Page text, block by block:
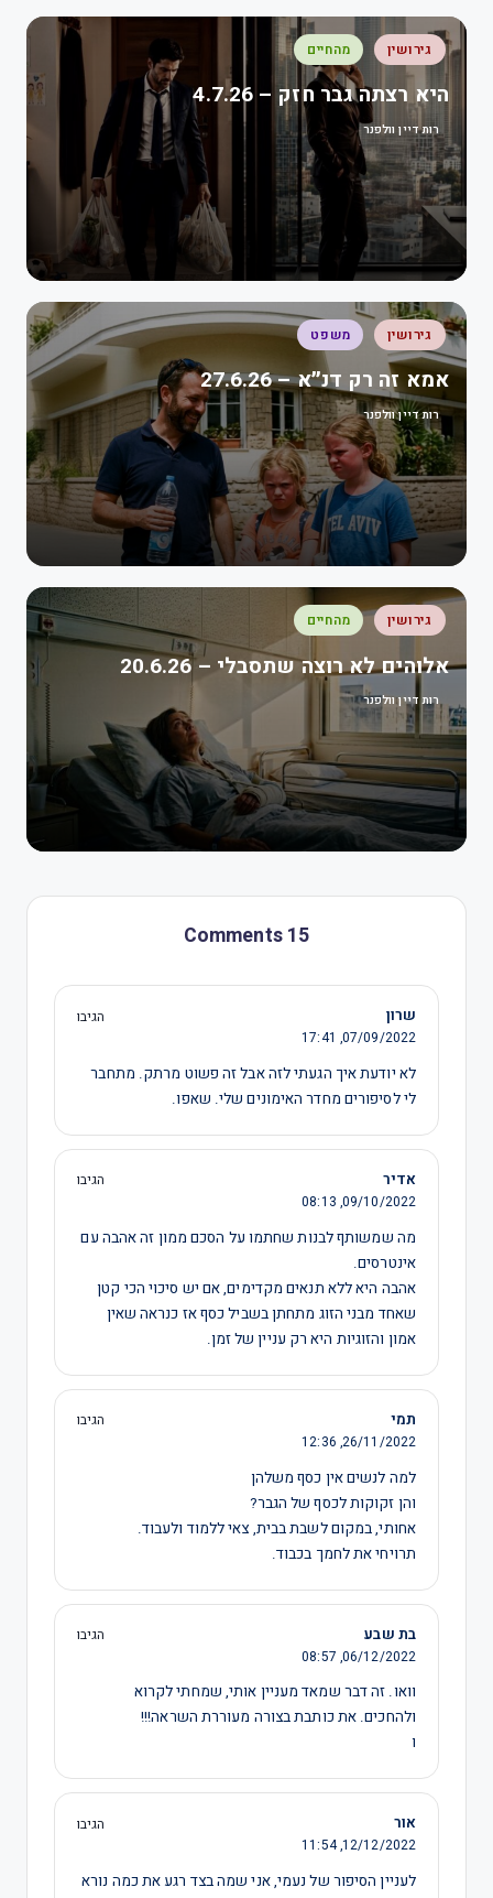
גירושין מהחיים
היא רצתה גבר חזק – 4.7.26
רות דיין וולפנר
גירושין משפט
אמא זה רק דנ״א – 27.6.26
רות דיין וולפנר
גירושין מהחיים
אלוהים לא רוצה שתסבלי – 20.6.26
רות דיין וולפנר
15 Comments
שרון
הגיבו
07/09/2022,
17:41
לא יודעת איך הגעתי לזה אבל זה פשוט מרתק. מתחבר
לי לסיפורים מחדר האימונים שלי. שאפו.
אדיר
הגיבו
09/10/2022,
08:13
מה שמשותף לבנות שחתמו על הסכם ממון זה אהבה עם
אינטרסים.
אהבה היא ללא תנאים מקדימים, אם יש סיכוי הכי קטן
שאחד מבני הזוג מתחתן בשביל כסף אז כנראה שאין
אמון והזוגיות היא רק עניין של זמן.
תמי
הגיבו
26/11/2022,
12:36
למה לנשים אין כסף משלהן
והן זקוקות לכסף של הגבר?
אחותי, במקום לשבת בבית, צאי ללמוד ולעבוד.
תרויחי את לחמך בכבוד.
בת שבע
הגיבו
06/12/2022,
08:57
וואו. זה דבר שמאד מעניין אותי, שמחתי לקרוא
ולהחכים. את כותבת בצורה מעוררת השראה!!!
ו
אור
הגיבו
12/12/2022,
11:54
לעניין הסיפור של נעמי, אני שמה בצד רגע את כמה נורא